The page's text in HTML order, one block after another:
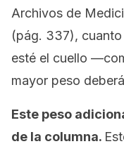
Archivos de
(pág. 337),
esté el cuello
mayor peso
Este peso
de la columna.